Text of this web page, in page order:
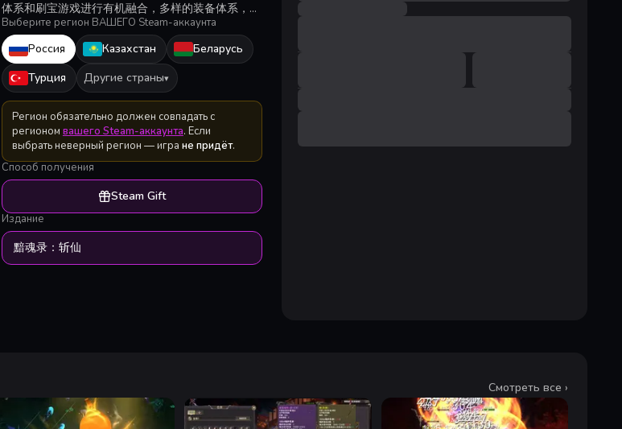
体系和刷宝游戏进行有机融合，多样的装备体系，构
建专属于您的修仙刷宝bd，喜欢刷宝类游戏的玩家不
容错过
Выберите регион ВАШЕГО Steam-аккаунта
Россия Казахстан
Беларусь
Турция
Другие страны▾
Регион обязательно должен совпадать с
регионом вашего Steam-аккаунта. Если
выбрать неверный регион — игра не придёт.
Способ получения
Steam Gift
Издание
黯魂录：斩仙
Смотреть все ›